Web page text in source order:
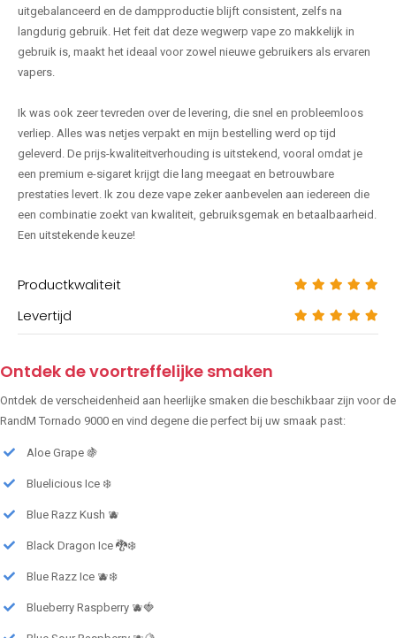
uitgebalanceerd en de dampproductie blijft consistent, zelfs na
langdurig gebruik. Het feit dat deze wegwerp vape zo makkelijk in
gebruik is, maakt het ideaal voor zowel nieuwe gebruikers als ervaren
vapers.
Ik was ook zeer tevreden over de levering, die snel en probleemloos
verliep. Alles was netjes verpakt en mijn bestelling werd op tijd
geleverd. De prijs-kwaliteitverhouding is uitstekend, vooral omdat je
een premium e-sigaret krijgt die lang meegaat en betrouwbare
prestaties levert. Ik zou deze vape zeker aanbevelen aan iedereen die
een combinatie zoekt van kwaliteit, gebruiksgemak en betaalbaarheid.
Een uitstekende keuze!
Productkwaliteit
Levertijd
Ontdek de voortreffelijke smaken
Ontdek de verscheidenheid aan heerlijke smaken die beschikbaar zijn voor de
RandM Tornado 9000 en vind degene die perfect bij uw smaak past:
Aloe Grape 🍇
Bluelicious Ice ❄️
Blue Razz Kush 🫐
Black Dragon Ice 🐉❄️
Blue Razz Ice 🫐❄️
Blueberry Raspberry 🫐🍓